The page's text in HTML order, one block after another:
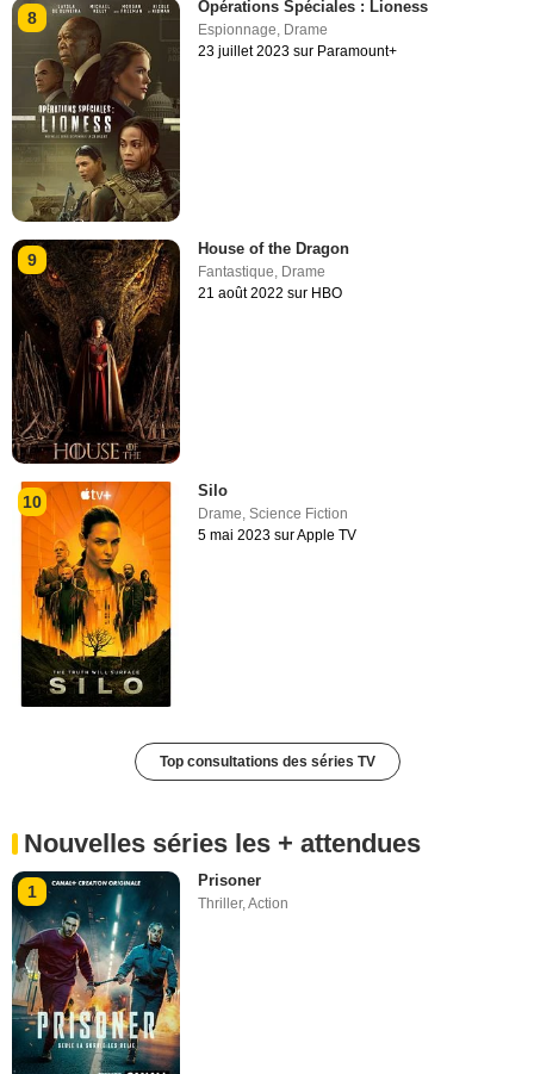
8
Opérations Spéciales : Lioness
Espionnage, Drame
23 juillet 2023 sur Paramount+
9
House of the Dragon
Fantastique, Drame
21 août 2022 sur HBO
10
Silo
Drame,Science Fiction
5 mai 2023 sur Apple TV
Top consultations des séries TV
Nouvelles séries les + attendues
1
Prisoner
Thriller,Action